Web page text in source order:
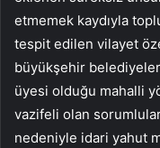
etmemek kaydıyla
tespit edilen vilayet
büyükşehir
üyesi olduğu mahalli
vazifeli olan
nedeniyle idari yahut